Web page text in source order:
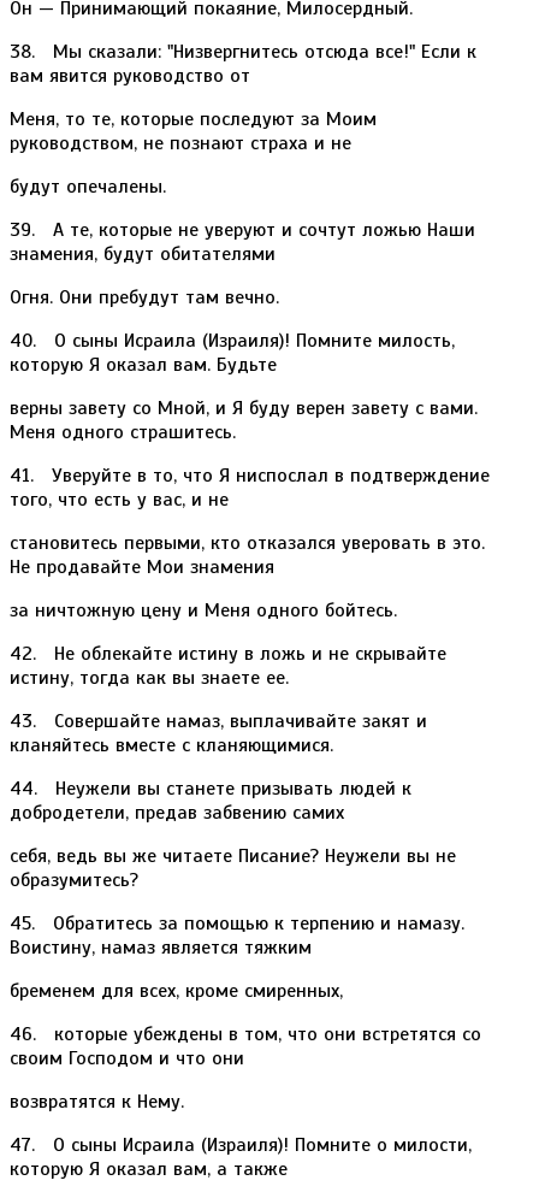
Он — Принимающий покаяние, Милосердный.
38. Мы сказали: "Низвергнитесь отсюда все!" Если к
вам явится руководство от
Меня, то те, которые последуют за Моим
руководством, не познают страха и не
будут опечалены.
39. А те, которые не уверуют и сочтут ложью Наши
знамения, будут обитателями
Огня. Они пребудут там вечно.
40. О сыны Исраила (Израиля)! Помните милость,
которую Я оказал вам. Будьте
верны завету со Мной, и Я буду верен завету с вами.
Меня одного страшитесь.
41. Уверуйте в то, что Я ниспослал в подтверждение
того, что есть у вас, и не
становитесь первыми, кто отказался уверовать в это.
Не продавайте Мои знамения
за ничтожную цену и Меня одного бойтесь.
42. Не облекайте истину в ложь и не скрывайте
истину, тогда как вы знаете ее.
43. Совершайте намаз, выплачивайте закят и
кланяйтесь вместе с кланяющимися.
44. Неужели вы станете призывать людей к
добродетели, предав забвению самих
себя, ведь вы же читаете Писание? Неужели вы не
образумитесь?
45. Обратитесь за помощью к терпению и намазу.
Воистину, намаз является тяжким
бременем для всех, кроме смиренных,
46. которые убеждены в том, что они встретятся со
своим Господом и что они
возвратятся к Нему.
47. О сыны Исраила (Израиля)! Помните о милости,
которую Я оказал вам, а также